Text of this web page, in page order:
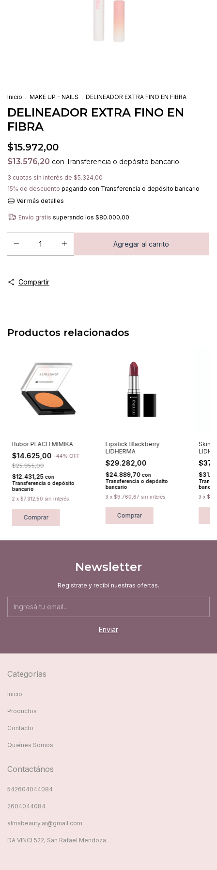
Inicio . MAKE UP - NAILS . DELINEADOR EXTRA FINO EN FIBRA
DELINEADOR EXTRA FINO EN
FIBRA
$15.972,00
$13.576,20 con Transferencia o depósito bancario
3 cuotas sin interés de $5.324,00
15% de descuento pagando con Transferencia o depósito bancario
Ver más detalles
Envío gratis superando los $80.000,00
Compartir
Productos relacionados
Rubor PEACH MIMIKA
$14.625,00 -44% OFF
$25.955,00
$12.431,25 con
Transferencia o depósito
bancario
2 x $7.312,50 sin interés
Comprar
Lipstick Blackberry
LIDHERMA
$29.282,00
$24.889,70 con
Transferencia o depósito
bancario
3 x $9.760,67 sin interés
Comprar
3 x
Newsletter
Registrate y recibí nuestras ofertas.
Categorías
Inicio
Productos
Contacto
Quiénes Somos
Contactános
542604044084
2604044084
almabeauty.ar@gmail.com
DA VINCI 522, San Rafael Mendoza.